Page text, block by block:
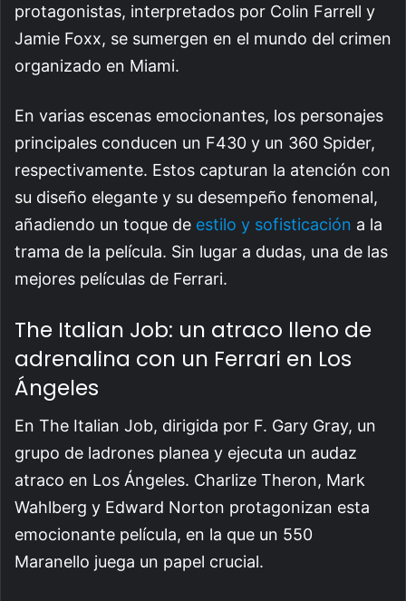
protagonistas, interpretados por Colin Farrell y
Jamie Foxx, se sumergen en el mundo del crimen
organizado en Miami.
En varias escenas emocionantes, los personajes
principales conducen un F430 y un 360 Spider,
respectivamente. Estos capturan la atención con
su diseño elegante y su desempeño fenomenal,
añadiendo un toque de estilo y sofisticación a la
trama de la película. Sin lugar a dudas, una de las
mejores películas de Ferrari.
The Italian Job: un atraco lleno de
adrenalina con un Ferrari en Los
Ángeles
En The Italian Job, dirigida por F. Gary Gray, un
grupo de ladrones planea y ejecuta un audaz
atraco en Los Ángeles. Charlize Theron, Mark
Wahlberg y Edward Norton protagonizan esta
emocionante película, en la que un 550
Maranello juega un papel crucial.